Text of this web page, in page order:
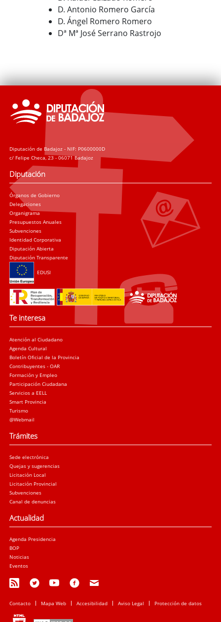
D. Antonio Romero García
D. Ángel Romero Romero
Dª Mª José Serrano Rastrojo
Diputación de Badajoz - NIF: P0600000D
c/ Felipe Checa, 23 - 06071 Badajoz
Diputación
Órganos de Gobierno
Delegaciones
Organigrama
Presupuestos Anuales
Subvenciones
Identidad Corporativa
Diputación Abierta
Diputación Transparente
EDUSI
Te interesa
Atención al Ciudadano
Agenda Cultural
Boletín Oficial de la Provincia
Contribuyentes - OAR
Formación y Empleo
Participación Ciudadana
Servicios a EELL
Smart Provincia
Turismo
@Webmail
Trámites
Sede electrónica
Quejas y sugerencias
Licitación Local
Licitación Provincial
Subvenciones
Canal de denuncias
Actualidad
Agenda Presidencia
BOP
Noticias
Eventos
Contacto Mapa Web Accesibilidad Aviso Legal Protección de datos